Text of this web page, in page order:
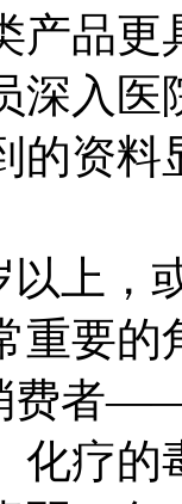
产品更
深入
的资
以上，
重要
费者
化疗